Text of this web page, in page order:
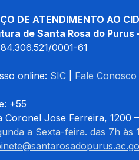
DE ATENDIMENTO AO
de Santa Rosa do Purus
84.306.521/0001-61
online: SIC Fale Conosco
+55
Coronel Jose Ferreira, 1200
a Sexta-feira. das 7h às